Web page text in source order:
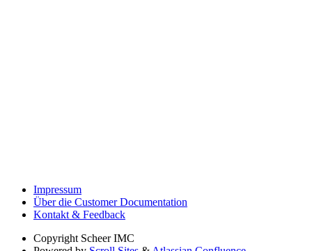
Impressum
Über die Customer Documentation
Kontakt & Feedback
Copyright Scheer IMC